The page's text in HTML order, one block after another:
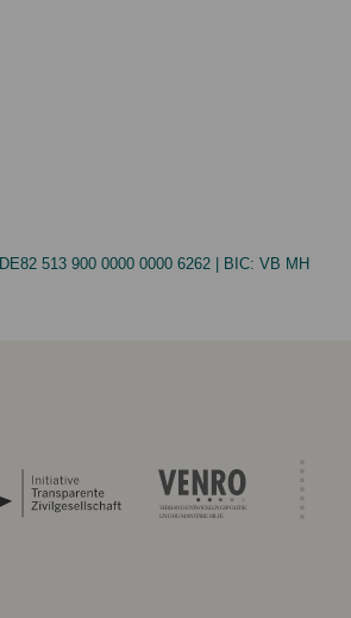
DE82 513 900 0000 0000 6262 | BIC: VB MH